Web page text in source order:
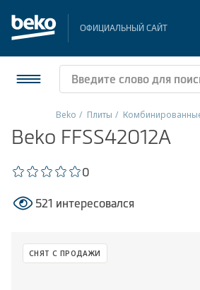
ОФИЦИАЛЬНЫЙ САЙТ
Холодильники и
Стиральные и сушильные
Посудомоечные машины
Встраиваемая техника
Beko Плиты
Beko FFSS42012A
0
521 интересовался
СНЯТ С ПРОДАЖИ